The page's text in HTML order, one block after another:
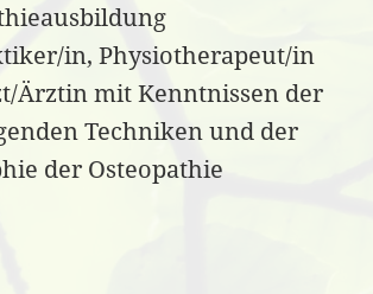
in, Physiotherapeut/in
Ärztin mit Kenntnissen der
Techniken und der
der Osteopathie